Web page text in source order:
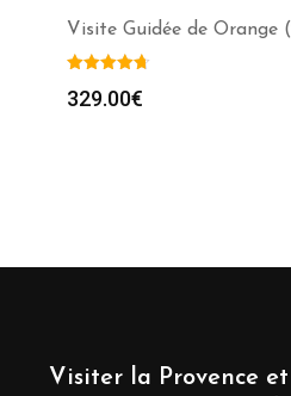
Visite Guidée de Orange
329.00€
Visiter la Provence